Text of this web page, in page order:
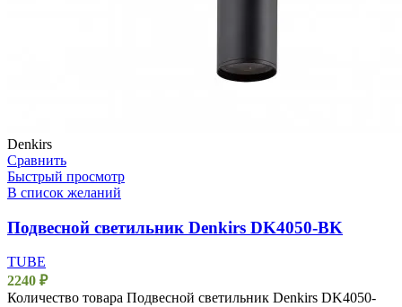
Denkirs
Сравнить
Быстрый просмотр
В список желаний
Подвесной светильник Denkirs DK4050-BK
TUBE
2240 ₽
Количество товара Подвесной светильник Denkirs DK4050-